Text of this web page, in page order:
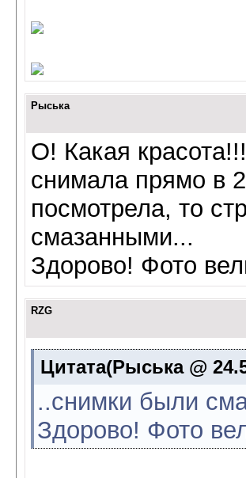
Рыська
О! Какая
снимала прямо в
посмотрела, то
смазанными...
Здорово! Фото
RZG
Цитата(Рыська @
..снимки были
Здорово! Фото